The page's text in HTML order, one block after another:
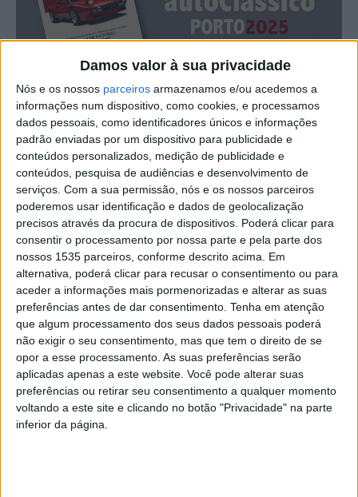
Damos valor à sua privacidade
Nós e os nossos parceiros armazenamos e/ou acedemos a
informações num dispositivo, como cookies, e processamos
dados pessoais, como identificadores únicos e informações
padrão enviadas por um dispositivo para publicidade e
conteúdos personalizados, medição de publicidade e
conteúdos, pesquisa de audiências e desenvolvimento de
serviços. Com a sua permissão, nós e os nossos parceiros
poderemos usar identificação e dados de geolocalização
precisos através da procura de dispositivos. Poderá clicar para
consentir o processamento por nossa parte e pela parte dos
nossos 1535 parceiros, conforme descrito acima. Em
alternativa, poderá clicar para recusar o consentimento ou para
aceder a informações mais pormenorizadas e alterar as suas
preferências antes de dar consentimento. Tenha em atenção
que algum processamento dos seus dados pessoais poderá
não exigir o seu consentimento, mas que tem o direito de se
opor a esse processamento. As suas preferências serão
aplicadas apenas a este website. Você pode alterar suas
preferências ou retirar seu consentimento a qualquer momento
voltando a este site e clicando no botão "Privacidade" na parte
inferior da página.
O Clube de Automóveis Antigos de Castelo Branco vai
marcar presença no Autoclássico 2025, no Porto, um dos
maiores certames da especialidade, entre esta 6ªfeira e
domingo, 3 a 5 de outubro.
Este ano o clube albicastrense refere que irá
proporcionar ao público, apreciar um fabuloso,
imponente e raro American La France Speedster de 1918,
um veículo que ostenta um poderoso motor de
14.700cm3a desenvolver 105Hp e que alcança uma
velocidade máxima superior a 90 milhas/hora, cerca de
150km/hora.
Este exemplar foi resgatado em 2014 nos Estados Unidos
da América, a necessitar de cuidados e foi recuperado
em Inglaterra por Tobias Ballard, especialista em PreWar